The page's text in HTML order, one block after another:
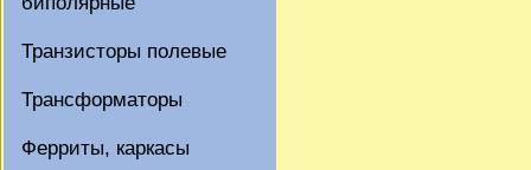
Транзисторы полевые
Трансформаторы
Ферриты, каркасы